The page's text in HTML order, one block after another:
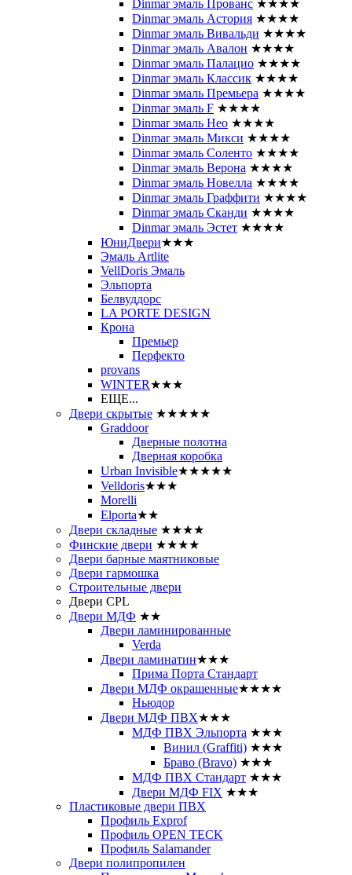
Dinmar эмаль Прованс ★★★★
Dinmar эмаль Астория ★★★★
Dinmar эмаль Вивальди ★★★★
Dinmar эмаль Авалон ★★★★
Dinmar эмаль Палацио ★★★★
Dinmar эмаль Классик ★★★★
Dinmar эмаль Премьера ★★★★
Dinmar эмаль F ★★★★
Dinmar эмаль Нео ★★★★
Dinmar эмаль Микси ★★★★
Dinmar эмаль Соленто ★★★★
Dinmar эмаль Верона ★★★★
Dinmar эмаль Новелла ★★★★
Dinmar эмаль Граффити ★★★★
Dinmar эмаль Сканди ★★★★
Dinmar эмаль Эстет ★★★★
ЮниДвери★★★
Эмаль Artlite
VellDoris Эмаль
Эльпорта
Белвуддорс
LA PORTE DESIGN
Крона
Премьер
Перфекто
provans
WINTER★★★
ЕЩЕ...
Двери скрытые ★★★★★
Graddoor
Дверные полотна
Дверная коробка
Urban Invisible★★★★★
Velldoris★★★
Morelli
Elporta★★
Двери складные ★★★★
Финские двери ★★★★
Двери барные маятниковые
Двери гармошка
Строительные двери
Двери CРL
Двери МДФ ★★
Двери ламинированные
Verda
Двери ламинатин★★★
Прима Порта Стандарт
Двери МДФ окрашенные★★★★
Ньюдор
Двери МДФ ПВХ★★★
МДФ ПВХ Эльпорта ★★★
Винил (Graffiti) ★★★
Браво (Bravo) ★★★
МДФ ПВХ Стандарт ★★★
Двери МДФ FIX ★★★
Пластиковые двери ПВХ
Профиль Exprof
Профиль OPEN TECK
Профиль Salamander
Двери полипропилен